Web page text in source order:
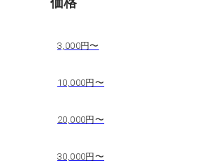
3,000円〜
10,000円〜
20,000円〜
30,000円〜